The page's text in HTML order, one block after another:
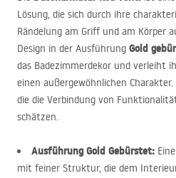
Lösung, die sich durch ihre
Rändelung am Griff und am Körper
Design in der Ausführung Gold
das Badezimmerdekor und verleiht
einen außergewöhnlichen
die die Verbindung von
schätzen.
Ausführung Gold Gebürstet:
mit feiner Struktur, die dem